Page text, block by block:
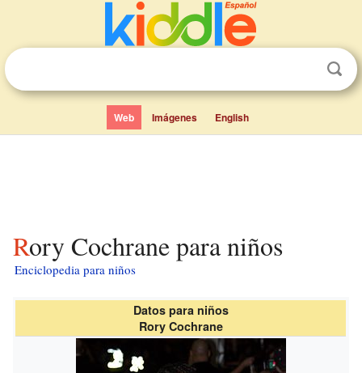
Web Imágenes English
Rory Cochrane para niños
Enciclopedia para niños
Datos para niños
Rory Cochrane